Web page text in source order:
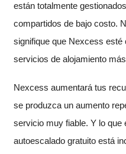
están totalmente
compartidos de bajo costo.
signifique que Nexcess esté
servicios de alojamiento
Nexcess aumentará tus
se produzca un aumento
servicio muy fiable. Y lo que
autoescalado gratuito está